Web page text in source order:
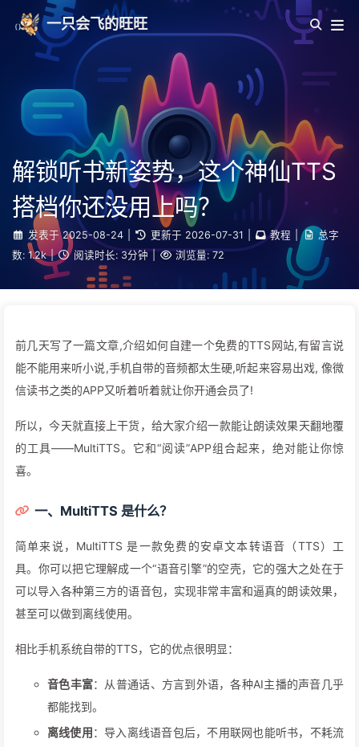
一只会飞的旺旺
解锁听书新姿势，这个神仙TTS
搭档你还没用上吗？
发表于 2025-08-24 更新于 2026-07-31 教程
总字
数: 1.2k | 阅读时长: 3分钟 | 浏览量: 72
前几天写了一篇文章,介绍如何自建一个免费的TTS网站,有留言说
能不能用来听小说,手机自带的音频都太生硬,听起来容易出戏, 像微
信读书之类的APP又听着听着就让你开通会员了!
所以，今天就直接上干货，给大家介绍一款能让朗读效果天翻地覆
的工具——MultiTTS。它和“阅读”APP组合起来，绝对能让你惊
喜。
一、MultiTTS 是什么？
简单来说，MultiTTS 是一款免费的安卓文本转语音（TTS）工
具。你可以把它理解成一个“语音引擎”的空壳，它的强大之处在于
可以导入各种第三方的语音包，实现非常丰富和逼真的朗读效果，
甚至可以做到离线使用。
相比手机系统自带的TTS，它的优点很明显：
音色丰富：从普通话、方言到外语，各种AI主播的声音几乎
都能找到。
离线使用：导入离线语音包后，不用联网也能听书，不耗流